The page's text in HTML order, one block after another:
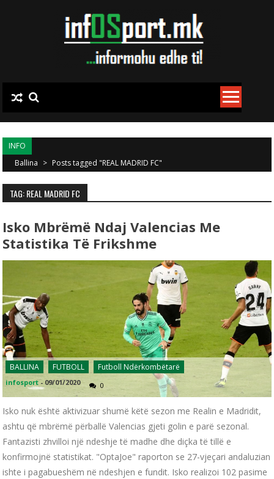
INFO
Ballina > Posts tagged "REAL MADRID FC"
TAG: REAL MADRID FC
Isko Mbrëmë Ndaj Valencias Me
Statistika Të Frikshme
BALLINA FUTBOLL Futboll Ndërkombëtarë
infosport - 09/01/2020 0
Isko nuk është aktivizuar shumë këtë sezon me Realin e Madridit,
ashtu që mbrëmë përballë Valencias gjeti golin e parë sezonal.
Fantazisti zhvilloi një ndeshje të madhe dhe diçka të tillë e
konfirmojnë statistikat. "OptaJoe" raporton se 27-vjeçari andaluzian
ishte i pagabueshëm në ndeshjen e fundit. Isko realizoi 102 pasime